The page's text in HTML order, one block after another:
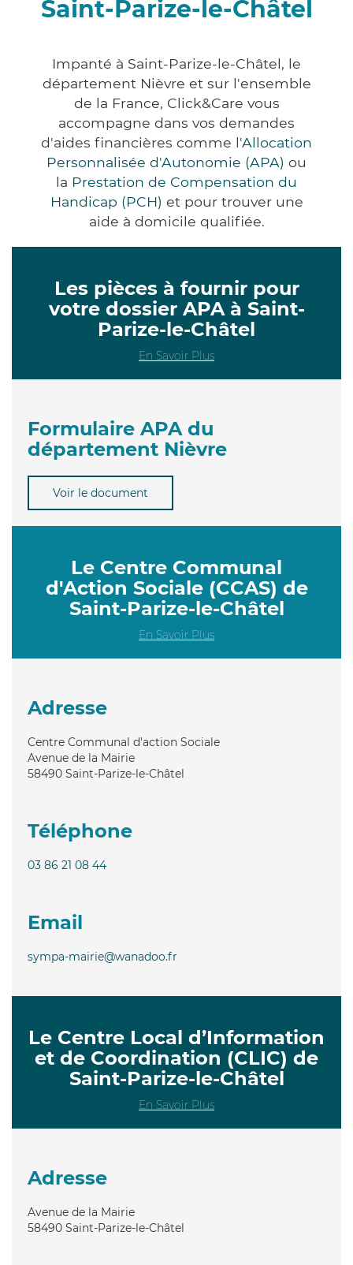
Saint-Parize-le-Châtel
Impanté à Saint-Parize-le-Châtel, le
département Nièvre et sur l'ensemble
de la France, Click&Care vous
accompagne dans vos demandes
d'aides financières comme l'Allocation
Personnalisée d'Autonomie (APA) ou
la Prestation de Compensation du
Handicap (PCH) et pour trouver une
aide à domicile qualifiée.
Les pièces à fournir pour
votre dossier APA à Saint-
Parize-le-Châtel
En Savoir Plus
Formulaire APA du
département Nièvre
Voir le document
Le Centre Communal
d'Action Sociale (CCAS) de
Saint-Parize-le-Châtel
En Savoir Plus
Adresse
Centre Communal d'action Sociale
Avenue de la Mairie
58490 Saint-Parize-le-Châtel
Téléphone
03 86 21 08 44
Email
sympa-mairie@wanadoo.fr
Le Centre Local d’Information
et de Coordination (CLIC) de
Saint-Parize-le-Châtel
En Savoir Plus
Adresse
Avenue de la Mairie
58490 Saint-Parize-le-Châtel